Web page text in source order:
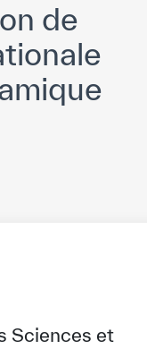
de
Sciences et